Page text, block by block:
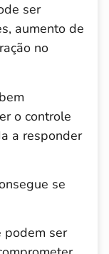
ser
aumento de
no
o controle
a responder
se
podem ser